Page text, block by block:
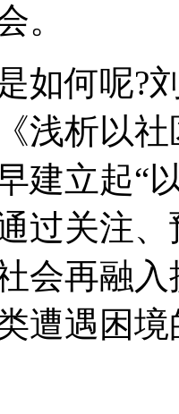
。
如何呢?
浅析以
建立起“
过关注
会再融
遭遇困